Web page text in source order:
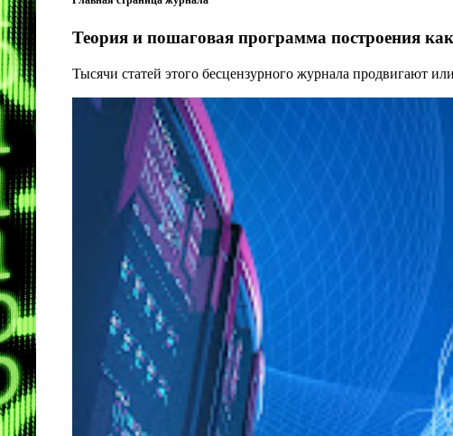
Теория и пошаговая программа построения
Тысячи статей этого бесцензурного журнала продвигают